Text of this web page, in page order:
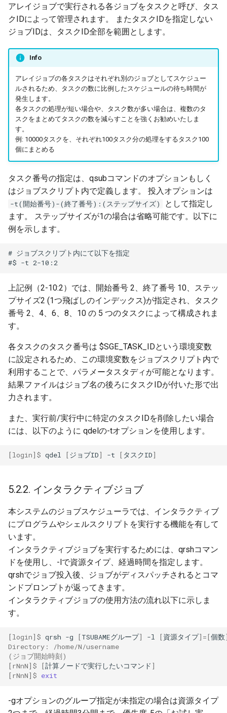
アレイジョブで実行される各ジョブをタスクと呼び、タス
クIDによって管理されます。 またタスクIDを指定しない
ジョブIDは、タスクID全部を範囲とします。
Info
アレイジョブの各タスクはそれぞれ別のジョブとしてスケジュー
ルされるため、タスクの数に比例したスケジュールの待ち時間が
発生します。
各タスクの処理が短い場合や、タスク数が多い場合は、複数のタ
スクをまとめてタスクの数を減らすことを強くお勧めいたしま
す。
例: 10000タスクを、それぞれ100タスク分の処理をするタスク100
個にまとめる
タスク番号の指定は、qsubコマンドのオプションもしく
はジョブスクリプト内で定義します。 投入オプションは
-t(開始番号)-(終了番号):(ステップサイズ)
として指定し
ます。 ステップサイズが1の場合は省略可能です。以下に
例を示します。
# ジョブスクリプト内にて以下を指定
上記例（2-10:2）では、開始番号 2、終了番号 10、ステッ
プサイズ2 (1つ飛ばしのインデックス)が指定され、タスク
番号 2、4、6、8、10 の 5 つのタスクによって構成されま
す。
各タスクのタスク番号は $SGE_TASK_IDという環境変数
に設定されるため、この環境変数をジョブスクリプト内で
利用することで、パラメータスタディが可能となります。
結果ファイルはジョブ名の後ろにタスクIDが付いた形で出
力されます。
また、実行前/実行中に特定のタスクIDを削除したい場合
には、以下のように qdelの-tオプションを使用します。
[login]$ qdel [ジョブID] -t [ タスクID]
5.2.2. インタラクティブジョブ
本システムのジョブスケジューラでは、インタラクティブ
にプログラムやシェルスクリプトを実行する機能を有して
います。
インタラクティブジョブを実行するためには、qrshコマン
ドを使用し、-lで資源タイプ、経過時間を指定します。
qrshでジョブ投入後、ジョブがディスパッチされるとコマ
ンドプロンプトが返ってきます。
インタラクティブジョブの使用方法の流れ以下に示しま
す。
[login]$ qrsh -g [TSUBAMEグループ] -l [資源タイプ]=[個数
Directory: /home/N/username
(ジョブ開始時刻)
[rNnN]$
[計算ノードで実行したいコマンド ]
[rNnN]$ exit
-gオプションのグループ指定が未指定の場合は資源タイプ